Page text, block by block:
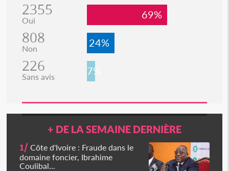
2355
Oui 69%
808
Non 24%
226
Sans avis 7%
+ DE LA SEMAINE DERNIÈRE
1/ Côte d'Ivoire : Fraude dans le
domaine foncier, Ibrahime
Coulibal...